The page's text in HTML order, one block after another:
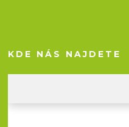
KDE NÁS NAJDETE